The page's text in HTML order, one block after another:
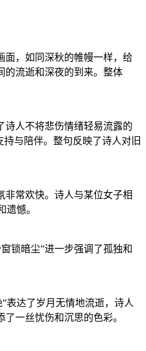
面，如同深秋的帷幔一样，给
的流逝和深夜的到来。整体
诗人不将悲伤情绪轻易流露的
与陪伴。整句反映了诗人对旧
非常欢快。诗人与某位女子相
憾。
锁暗尘”进一步强调了孤独和
表达了岁月无情地流逝，诗人
一丝忧伤和沉思的色彩。